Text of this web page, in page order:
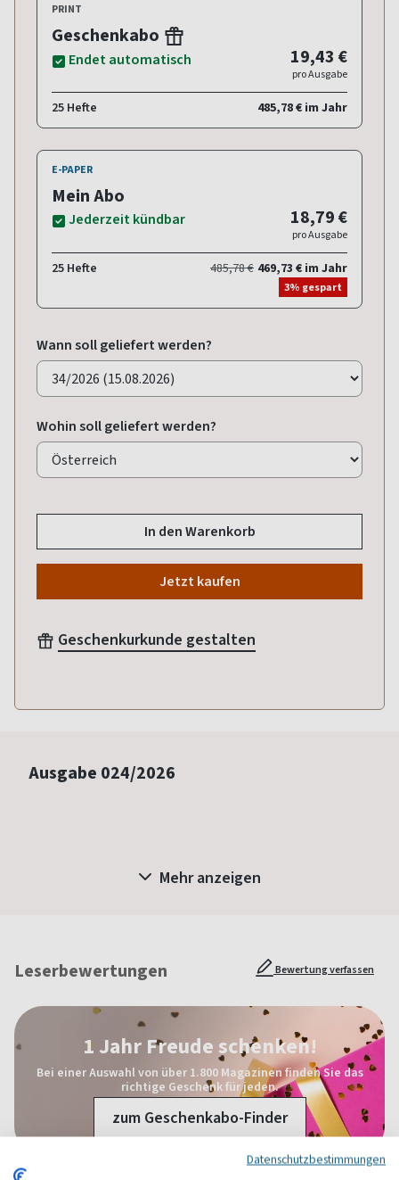
PRINT
Geschenkabo
Endet automatisch 19,43 €
pro Ausgabe
25 Hefte 485,78 € im Jahr
E-PAPER
Mein Abo
Jederzeit kündbar 18,79 €
pro Ausgabe
25 Hefte 485,78 € 469,73 € im Jahr
3% gespart
Wann soll geliefert werden?
Wohin soll geliefert werden?
In den Warenkorb
Jetzt kaufen
Geschenkurkunde gestalten
Ausgabe 024/2026
Mehr anzeigen
Leserbewertungen Bewertung verfassen
1 Jahr Freude schenken!
Bei einer Auswahl von über 1.800 Magazinen finden Sie das
richtige Geschenk für jeden.
zum Geschenkabo-Finder
Datenschutzbestimmungen